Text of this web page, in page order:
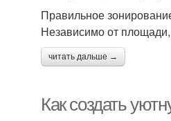
Правильное
Независимо от
читать дальше →
Как создать